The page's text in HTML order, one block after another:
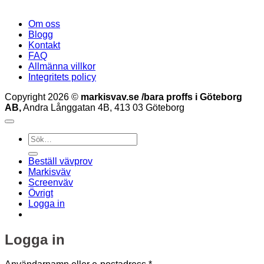
Om oss
Blogg
Kontakt
FAQ
Allmänna villkor
Integritets policy
Copyright 2026 © markisvav.se /bara proffs i Göteborg
AB,Andra Långgatan 4B, 413 03 Göteborg
Sök
efter:
Beställ vävprov
Markisväv
Screenväv
Övrigt
Logga in
Logga in